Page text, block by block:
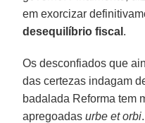
em exorcizar
desequilíbrio fiscal .
Os desconfiados que
das certezas indagam
badalada Reforma tem
apregoadasurbe et orbi